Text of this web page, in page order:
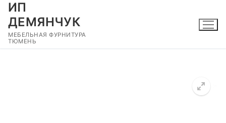
Перейти
содержимому
ИП
ДЕМЯНЧУК
МЕБЕЛЬНАЯ ФУРНИТУРА
ТЮМЕНЬ